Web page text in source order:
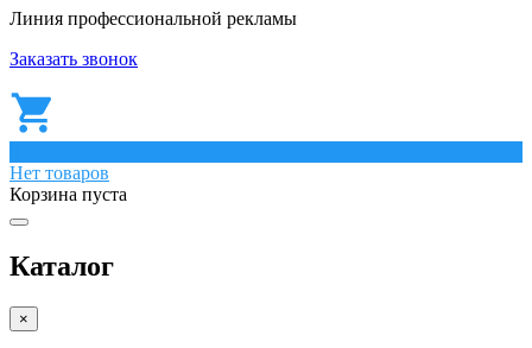
Линия профессиональной рекламы
Заказать звонок
Нет товаров
Корзина пуста
Каталог
×